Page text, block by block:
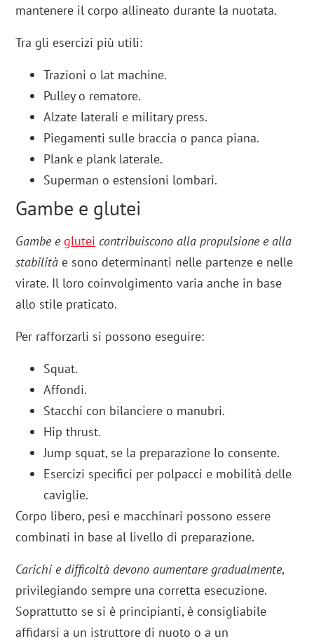
mantenere il corpo allineato durante la nuotata.
Tra gli esercizi più utili:
Trazioni o lat machine.
Pulley o rematore.
Alzate laterali e military press.
Piegamenti sulle braccia o panca piana.
Plank e plank laterale.
Superman o estensioni lombari.
Gambe e glutei
Gambe e glutei contribuiscono alla propulsione e alla
stabilità e sono determinanti nelle partenze e nelle
virate. Il loro coinvolgimento varia anche in base
allo stile praticato.
Per rafforzarli si possono eseguire:
Squat.
Affondi.
Stacchi con bilanciere o manubri.
Hip thrust.
Jump squat, se la preparazione lo consente.
Esercizi specifici per polpacci e mobilità delle
caviglie.
Corpo libero, pesi e macchinari possono essere
combinati in base al livello di preparazione.
Carichi e difficoltà devono aumentare gradualmente,
privilegiando sempre una corretta esecuzione.
Soprattutto se si è principianti, è consigliabile
affidarsi a un istruttore di nuoto o a un